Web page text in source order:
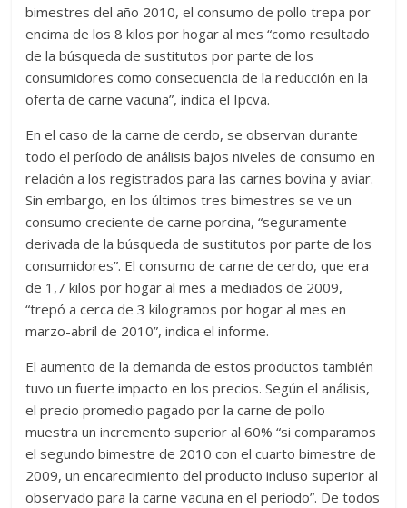
bimestres del año 2010, el consumo de pollo trepa por
encima de los 8 kilos por hogar al mes “como resultado
de la búsqueda de sustitutos por parte de los
consumidores como consecuencia de la reducción en la
oferta de carne vacuna”, indica el Ipcva.
En el caso de la carne de cerdo, se observan durante
todo el período de análisis bajos niveles de consumo en
relación a los registrados para las carnes bovina y aviar.
Sin embargo, en los últimos tres bimestres se ve un
consumo creciente de carne porcina, “seguramente
derivada de la búsqueda de sustitutos por parte de los
consumidores”. El consumo de carne de cerdo, que era
de 1,7 kilos por hogar al mes a mediados de 2009,
“trepó a cerca de 3 kilogramos por hogar al mes en
marzo-abril de 2010”, indica el informe.
El aumento de la demanda de estos productos también
tuvo un fuerte impacto en los precios. Según el análisis,
el precio promedio pagado por la carne de pollo
muestra un incremento superior al 60% “si comparamos
el segundo bimestre de 2010 con el cuarto bimestre de
2009, un encarecimiento del producto incluso superior al
observado para la carne vacuna en el período”. De todos